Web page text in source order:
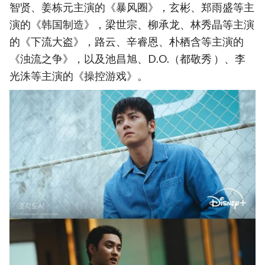
智贤、姜栋元主演的《暴风圈》，玄彬、郑雨盛等主
演的《韩国制造》，梁世宗、柳承龙、林秀晶等主演
的《下流大盗》，路云、辛睿恩、朴栖含等主演的
《浊流之争》，以及池昌旭、D.O.（都敬秀 ）、李
光洙等主演的《操控游戏》。